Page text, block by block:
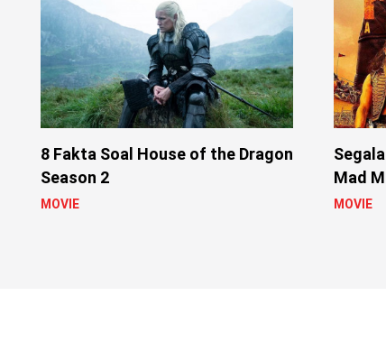
8 Fakta Soal House of the Dragon
Season 2
MOVIE
Mad
MOVIE